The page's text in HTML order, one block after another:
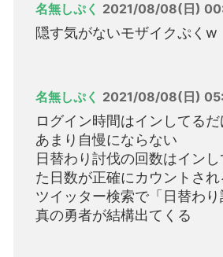
名無しぷく 2021/08/08(日)
隠す気がないモザイクぷくw
名無しぷく 2021/08/08(日)
ログイン時間はインしてる
あまり自慢にならない
日替わり討伐の回数はイン
た日数が正確にカウントされ
ツイッター検索で「日替わ
真の勇者が結構出てくる